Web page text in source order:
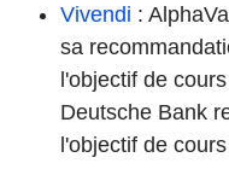
Vivendi :
sa
l'objectif de
Deutsche Bank
l'objectif de